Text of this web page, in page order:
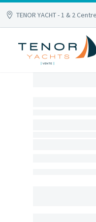
TENOR YACHT - 1 & 2